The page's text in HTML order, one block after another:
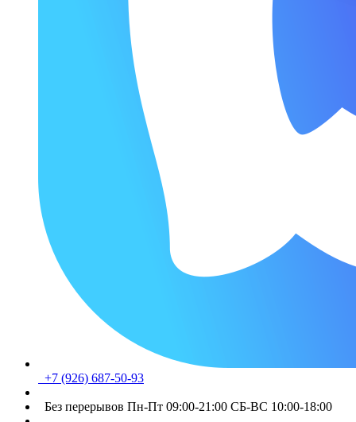
+7 (926) 687-50-93
Без перерывов Пн-Пт 09:00-21:00 СБ-ВС 10:00-18:00